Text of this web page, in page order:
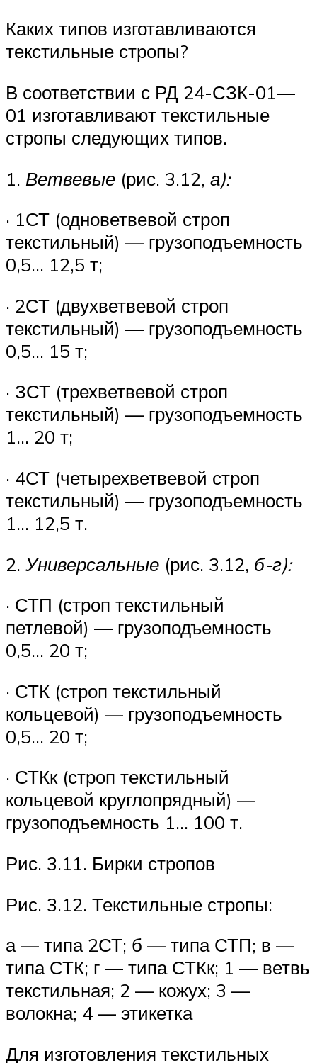
Каких типов изготавливаются
текстильные стропы?
В соответствии с РД 24-СЗК-01—
01 изготавливают текстильные
стро­пы следующих типов.
1. Ветвевые (рис. 3.12, а):
· 1СТ (одноветвевой строп
текстильный) — грузоподъемность
0,5… 12,5 т;
· 2СТ (двухветвевой строп
текстильный) — грузоподъемность
0,5… 15 т;
· ЗСТ (трехветвевой строп
текстильный) — грузоподъемность
1… 20 т;
· 4СТ (четырехветвевой строп
текстильный) — грузоподъемность
1… 12,5 т.
2. Универсальные (рис. 3.12, б-г):
· СТП (строп текстильный
петлевой) — грузоподъемность
0,5… 20 т;
· СТК (строп текстильный
кольцевой) — грузоподъемность
0,5… 20 т;
· СТКк (строп текстильный
кольцевой круглопрядный) —
грузоподъемность 1… 100 т.
Рис. 3.11. Бирки стропов
Рис. 3.12. Текстильные стропы:
а — типа 2СТ; б — типа СТП; в —
типа СТК; г — типа СТКк; 1 — ветвь
текстиль­ная; 2 — кожух; 3 —
волокна; 4 — этикетка
Для изготовления текстильных